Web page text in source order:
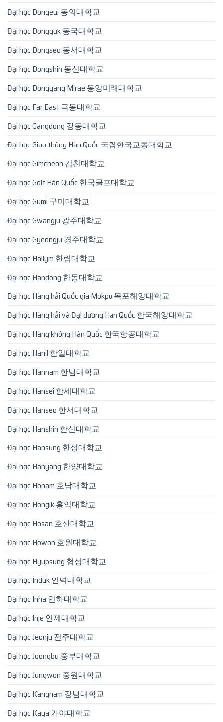
Đại học Dongeui 동의대학교
Đại học Dongguk 동국대학교
Đại học Dongseo 동서대학교
Đại học Dongshin 동신대학교
Đại học Dongyang Mirae 동양미래대학교
Đại học Far East 극동대학교
Đại học Gangdong 강동대학교
Đại học Giao thông Hàn Quốc 국립한국교통대학교
Đại học Gimcheon 김천대학교
Đại học Golf Hàn Quốc 한국골프대학교
Đại học Gumi 구미대학교
Đại học Gwangju 광주대학교
Đại học Gyeongju 경주대학교
Đại học Hallym 한림대학교
Đại học Handong 한동대학교
Đại học Hàng hải Quốc gia Mokpo 목포해양대학교
Đại học Hàng hải và Đại dương Hàn Quốc 한국해양대학교
Đại học Hàng không Hàn Quốc 한국항공대학교
Đại học Hanil 한일대학교
Đại học Hannam 한남대학교
Đại học Hansei 한세대학교
Đại học Hanseo 한서대학교
Đại học Hanshin 한신대학교
Đại học Hansung 한성대학교
Đại học Hanyang 한양대학교
Đại học Honam 호남대학교
Đại học Hongik 홍익대학교
Đại học Hosan 호산대학교
Đại học Howon 호원대학교
Đại học Hyupsung 협성대학교
Đại học Induk 인덕대학교
Đại học Inha 인하대학교
Đại học Inje 인제대학교
Đại học Jeonju 전주대학교
Đại học Joongbu 중부대학교
Đại học Jungwon 중원대학교
Đại học Kangnam 강남대학교
Đại học Kaya 가야대학교